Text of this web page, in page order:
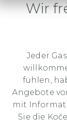
Wir
Jeder
fühlen,
Angebote
mit
Sie die